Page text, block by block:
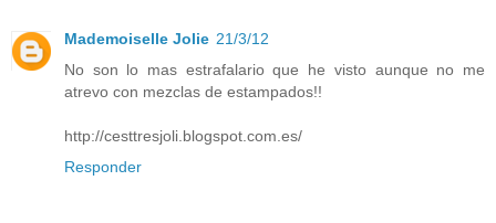
Mademoiselle Jolie 21/3/12
No son lo mas estrafalario que he visto aunque no me
atrevo con mezclas de estampados!!
http://cesttresjoli.blogspot.com.es/
Responder